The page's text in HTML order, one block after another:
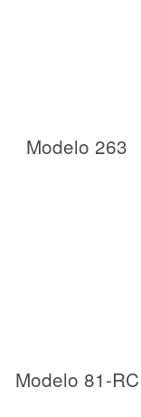
Modelo 263
Modelo 81-RC